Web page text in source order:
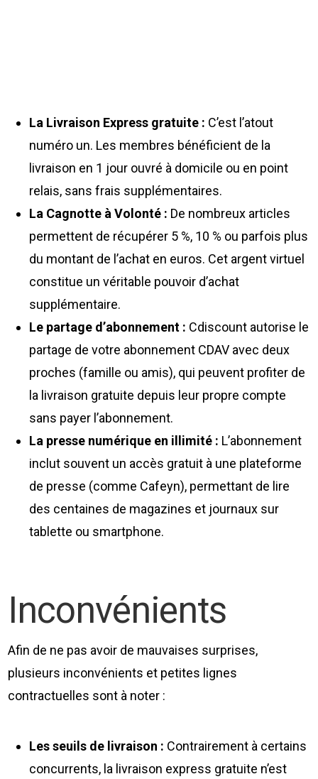
La Livraison Express gratuite : C’est l’atout
numéro un. Les membres bénéficient de la
livraison en 1 jour ouvré à domicile ou en point
relais, sans frais supplémentaires.
La Cagnotte à Volonté : De nombreux articles
permettent de récupérer 5 %, 10 % ou parfois plus
du montant de l’achat en euros. Cet argent virtuel
constitue un véritable pouvoir d’achat
supplémentaire.
Le partage d’abonnement : Cdiscount autorise le
partage de votre abonnement CDAV avec deux
proches (famille ou amis), qui peuvent profiter de
la livraison gratuite depuis leur propre compte
sans payer l’abonnement.
La presse numérique en illimité : L’abonnement
inclut souvent un accès gratuit à une plateforme
de presse (comme Cafeyn), permettant de lire
des centaines de magazines et journaux sur
tablette ou smartphone.
Inconvénients
Afin de ne pas avoir de mauvaises surprises,
plusieurs inconvénients et petites lignes
contractuelles sont à noter :
Les seuils de livraison : Contrairement à certains
concurrents, la livraison express gratuite n’est